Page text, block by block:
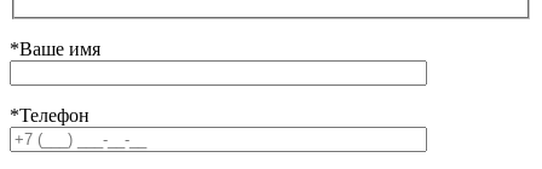
*Ваше имя
*Телефон